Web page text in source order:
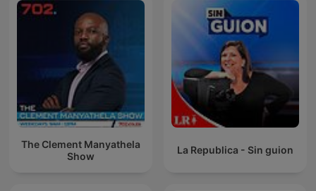
The Clement Manyathela
Show
La Republica - Sin guion